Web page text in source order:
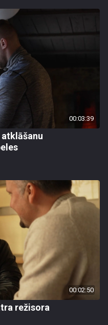
00:03:39
00:02:50
režisora